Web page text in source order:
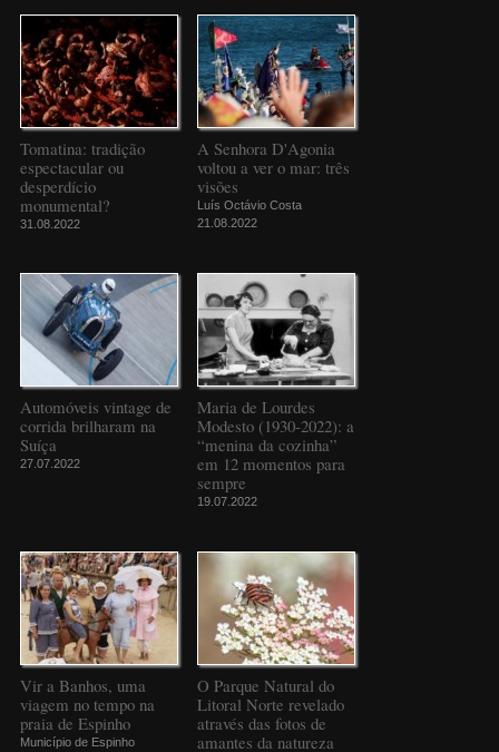
Tomatina: tradição
espectacular ou
desperdício
monumental?
31.08.2022
A Senhora D'Agonia
voltou a ver o mar: três
visões
Luís Octávio Costa
21.08.2022
Automóveis vintage de
corrida brilharam na
Suíça
27.07.2022
Maria de Lourdes
Modesto (1930-2022): a
“menina da cozinha”
em 12 momentos para
sempre
19.07.2022
Vir a Banhos, uma
viagem no tempo na
praia de Espinho
Município de Espinho
O Parque Natural do
Litoral Norte revelado
através das fotos de
amantes da natureza